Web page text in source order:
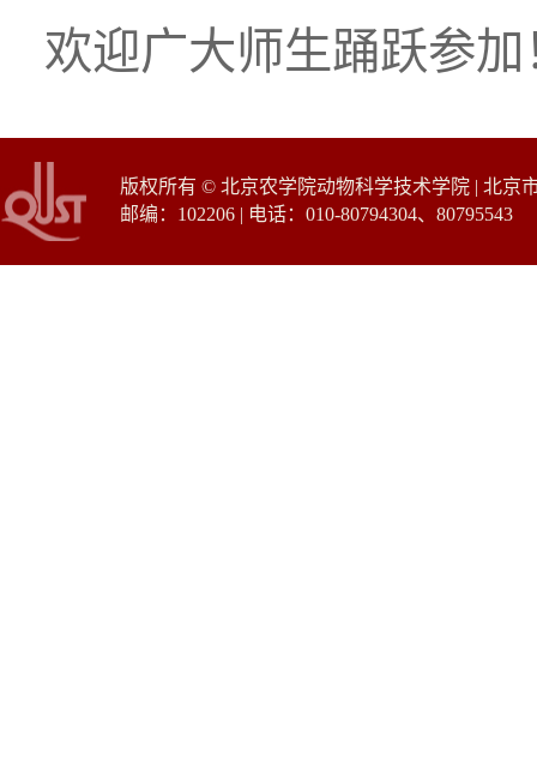
欢迎广大师生踊跃参加
版权所有 © 北京农学院动物科学技术学院 | 北京
邮编：102206 | 电话：010-80794304、80795543